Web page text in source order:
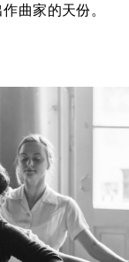
曲家的天份。